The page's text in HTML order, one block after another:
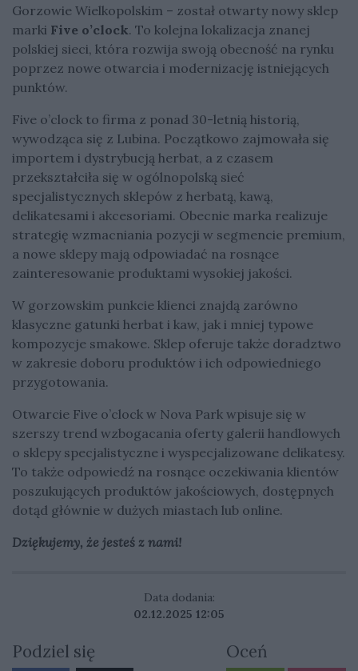
Gorzowie Wielkopolskim – został otwarty nowy sklep
marki Five o’clock. To kolejna lokalizacja znanej
polskiej sieci, która rozwija swoją obecność na rynku
poprzez nowe otwarcia i modernizację istniejących
punktów.
Five o’clock to firma z ponad 30-letnią historią,
wywodząca się z Lubina. Początkowo zajmowała się
importem i dystrybucją herbat, a z czasem
przekształciła się w ogólnopolską sieć
specjalistycznych sklepów z herbatą, kawą,
delikatesami i akcesoriami. Obecnie marka realizuje
strategię wzmacniania pozycji w segmencie premium,
a nowe sklepy mają odpowiadać na rosnące
zainteresowanie produktami wysokiej jakości.
W gorzowskim punkcie klienci znajdą zarówno
klasyczne gatunki herbat i kaw, jak i mniej typowe
kompozycje smakowe. Sklep oferuje także doradztwo
w zakresie doboru produktów i ich odpowiedniego
przygotowania.
Otwarcie Five o’clock w Nova Park wpisuje się w
szerszy trend wzbogacania oferty galerii handlowych
o sklepy specjalistyczne i wyspecjalizowane delikatesy.
To także odpowiedź na rosnące oczekiwania klientów
poszukujących produktów jakościowych, dostępnych
dotąd głównie w dużych miastach lub online.
Dziękujemy, że jesteś z nami!
Data dodania:
02.12.2025 12:05
Podziel się Oceń